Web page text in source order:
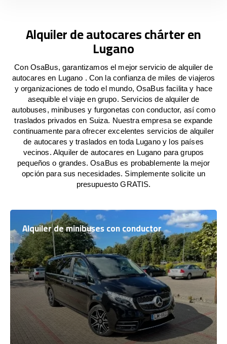
Alquiler de autocares chárter en
Lugano
Con OsaBus, garantizamos el mejor servicio de alquiler de
autocares en Lugano . Con la confianza de miles de viajeros
y organizaciones de todo el mundo, OsaBus facilita y hace
asequible el viaje en grupo. Servicios de alquiler de
autobuses, minibuses y furgonetas con conductor, así como
traslados privados en Suiza. Nuestra empresa se expande
continuamente para ofrecer excelentes servicios de alquiler
de autocares y traslados en toda Lugano y los países
vecinos. Alquiler de autocares en Lugano para grupos
pequeños o grandes. OsaBus es probablemente la mejor
opción para sus necesidades. Simplemente solicite un
presupuesto GRATIS.
Alquiler de minibuses con conductor